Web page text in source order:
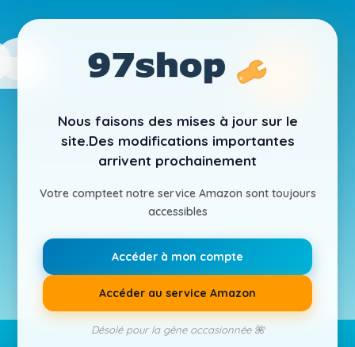
Nous faisons des mises à jour sur le
site.Des modifications importantes
arrivent prochainement
Votre compteet notre service Amazon sont toujours
accessibles
Accéder à mon compte
Accéder au service Amazon
Désolé pour la gêne occasionnée 🌺